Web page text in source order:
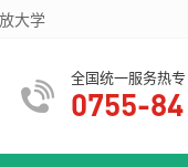
大学
全国统一服务热专
0755-